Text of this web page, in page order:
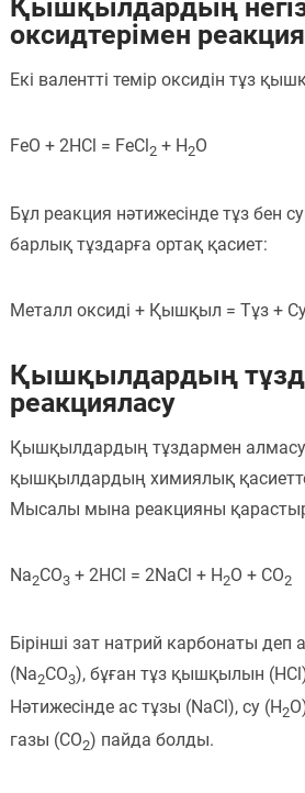
Қышқылдардың
оксидтерімен
Екі валентті темір оксидін тұз
FeO + 2HCl = FeCl2+ H2O
Бұл реакция нәтижесінде тұз бен
барлық тұздарға ортақ қасиет:
Металл оксиді + Қышқыл = Тұз +
Қышқылдардың
реакцияласу
Қышқылдардың тұздармен алмасу
қышқылдардың химиялық
Мысалы мына реакцияны
Na2CO3+ 2HCl = 2NaCl + H2O + CO2
Бірінші зат натрий карбонаты деп
(Na2CO3), бұған тұз қышқылын
Нәтижесінде ас тұзы (NaCl), су (H2
газы (CO2) пайда болды.